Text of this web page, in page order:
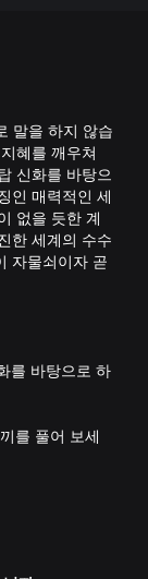
말을 하지 않습
혜를 깨우쳐
신화를 바탕으
인 매력적인 세
없을 듯한 계
한 세계의 수수
자물쇠이자 곧
를 바탕으로 하
를 풀어 보세